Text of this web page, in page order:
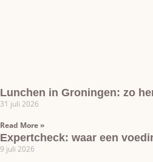
Lunchen in Groningen: zo
31 juli 2026
Read More »
Expertcheck: waar een
9 juli 2026